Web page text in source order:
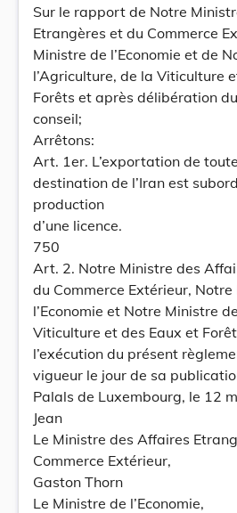
Sur le rapport de Notre
Etrangères et du Commerce
Ministre de l’Economie et de
l’Agriculture, de la Viticulture
Forêts et après délibération
conseil;
Arrêtons:
Art. 1er. L’exportation de
destination de l’Iran est
production
d’une licence.
750
Art. 2. Notre Ministre des
du Commerce Extérieur,
l’Economie et Notre Ministre
Viticulture et des Eaux et
l’exécution du présent
vigueur le jour de sa
Palals de Luxembourg, le 12
Jean
Le Ministre des Affaires
Commerce Extérieur,
Gaston Thorn
Le Ministre de l’Economie,